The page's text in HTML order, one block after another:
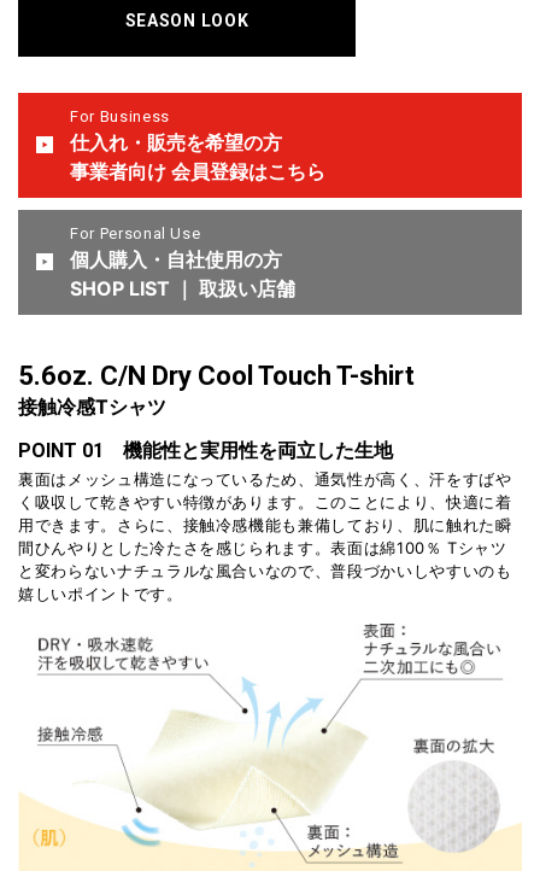
SEASON LOOK
For Business
仕入れ・販売を希望の方
事業者向け 会員登録はこちら
For Personal Use
個人購入・自社使用の方
SHOP LIST ｜ 取扱い店舗
5.6oz. C/N Dry Cool Touch T-shirt
接触冷感Tシャツ
POINT 01 機能性と実用性を両立した生地
裏面はメッシュ構造になっているため、通気性が高く、汗をすばや
く吸収して乾きやすい特徴があります。このことにより、快適に着
用できます。さらに、接触冷感機能も兼備しており、肌に触れた瞬
間ひんやりとした冷たさを感じられます。表面は綿100％ Tシャツ
と変わらないナチュラルな風合いなので、普段づかいしやすいのも
嬉しいポイントです。